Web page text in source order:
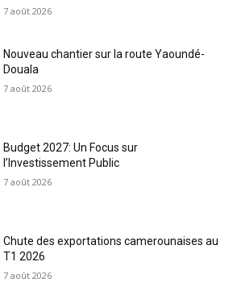
7 août 2026
Nouveau chantier sur la route Yaoundé-
Douala
7 août 2026
Budget 2027: Un Focus sur
l’Investissement Public
7 août 2026
Chute des exportations camerounaises au
T1 2026
7 août 2026